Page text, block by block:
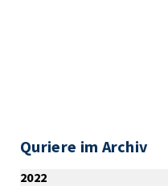
Quriere im Archiv
2022